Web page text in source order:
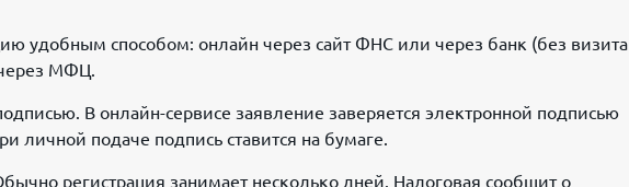
удобным способом: онлайн через сайт ФНС или через банк (без визита
МФЦ.
В онлайн-сервисе заявление заверяется электронной подписью
личной подаче подпись ставится на бумаге.
регистрация занимает несколько дней. Налоговая сообщит о